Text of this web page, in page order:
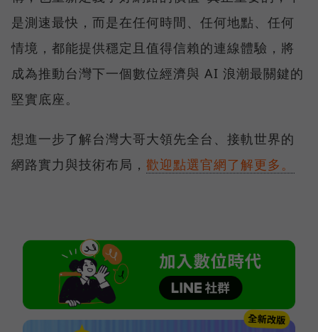
是測速最快，而是在任何時間、任何地點、任何
情境，都能提供穩定且值得信賴的連線體驗，將
成為推動台灣下一個數位經濟與 AI 浪潮最關鍵的
堅實底座。
想進一步了解台灣大哥大領先全台、接軌世界的
網路實力與技術布局， 歡迎點選官網了解更多。